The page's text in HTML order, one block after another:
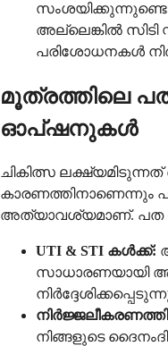
അല്ലെങ്കിൽ
പരിശോധനകൾ
മൂത്രത്തിലെ
ഓപ്ഷനുകൾ
ചികിത്സ
കാരണത്തിനാണെന്നും
അത്യാവശ്യമാണ്. പത
UTI & STI കൾക്ക്:
സാധാരണയായി
നിങ്ങളുടെ